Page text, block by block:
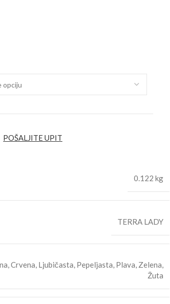
POŠALJITE UPIT
0.122 kg
TERRA LADY
,Crvena, Ljubičasta, Pepeljasta, Plava, Zelena,
Žuta